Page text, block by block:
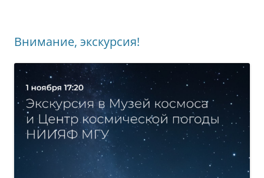
Внимание, экскурсия!